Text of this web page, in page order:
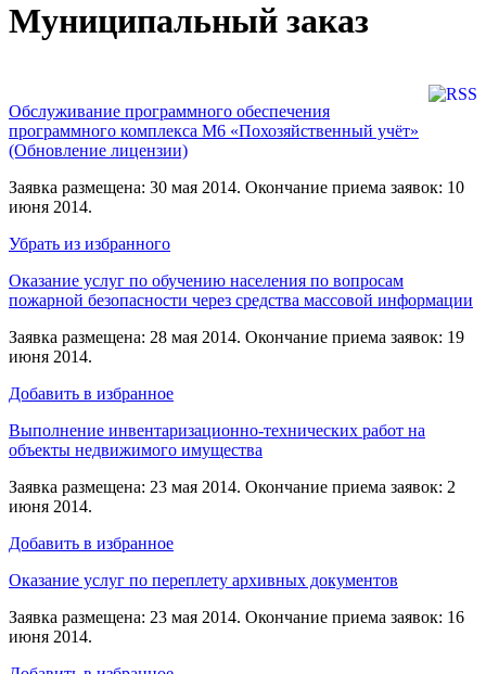
Муниципальный заказ
Обслуживание программного обеспечения
программного комплекса М6 «Похозяйственный учёт»
(Обновление лицензии)
Заявка размещена: 30 мая 2014. Окончание приема заявок: 10
июня 2014.
Убрать из избранного
Оказание услуг по обучению населения по вопросам
пожарной безопасности через средства массовой информации
Заявка размещена: 28 мая 2014. Окончание приема заявок: 19
июня 2014.
Добавить в избранное
Выполнение инвентаризационно-технических работ на
объекты недвижимого имущества
Заявка размещена: 23 мая 2014. Окончание приема заявок: 2
июня 2014.
Добавить в избранное
Оказание услуг по переплету архивных документов
Заявка размещена: 23 мая 2014. Окончание приема заявок: 16
июня 2014.